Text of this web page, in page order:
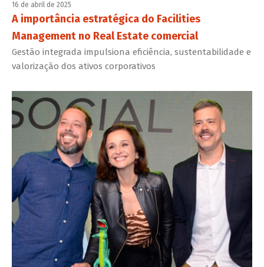
16 de abril de 2025
A importância estratégica do Facilities
Management no Real Estate comercial
Gestão integrada impulsiona eficiência, sustentabilidade e
valorização dos ativos corporativos